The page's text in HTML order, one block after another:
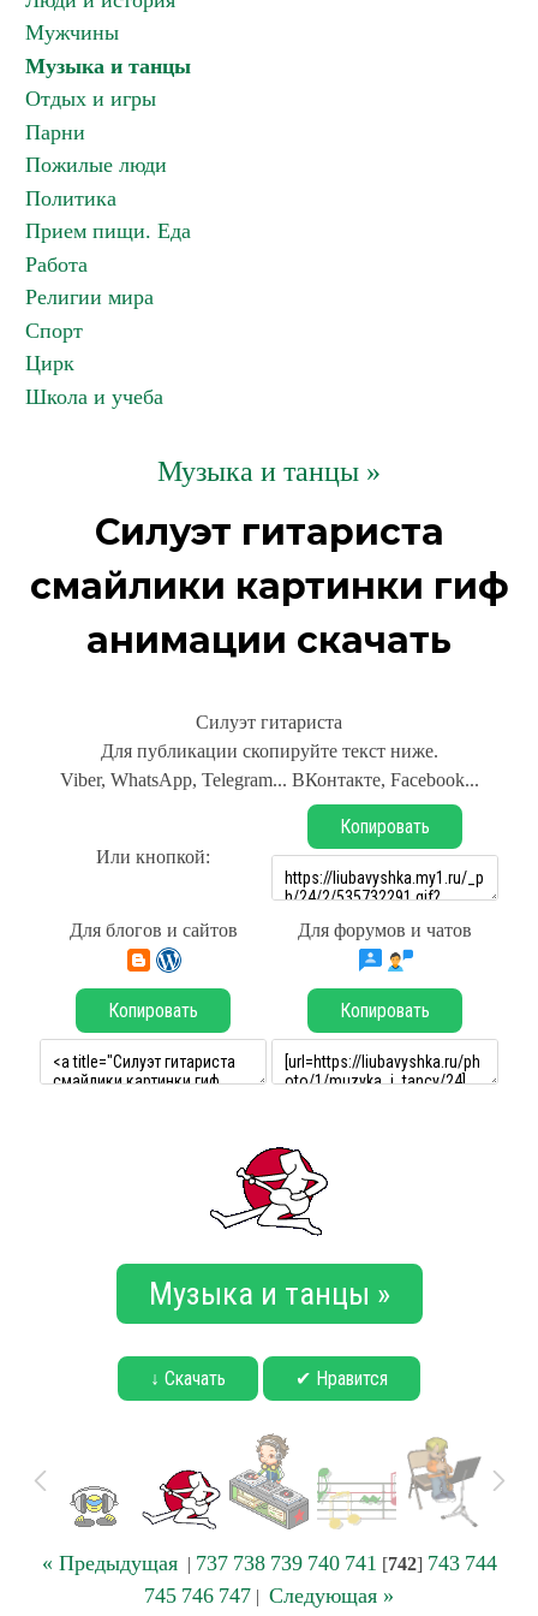
Мужчины
Музыка и танцы
Отдых и игры
Парни
Пожилые люди
Политика
Прием пищи. Еда
Работа
Религии мира
Спорт
Цирк
Школа и учеба
Музыка и танцы »
Силуэт гитариста
смайлики картинки гиф
анимации скачать
Силуэт гитариста
Для публикации скопируйте текст ниже.
Viber, WhatsApp, Telegram... ВКонтакте, Facebook...
Или кнопкой:
Копировать
Для блогов и сайтов Для форумов и чатов
Копировать Копировать
Музыка и танцы »
↓ Скачать ✔ Нравится
« Предыдущая| 737 738 739 740 741 [742] 743 744
745 746 747 | Следующая »